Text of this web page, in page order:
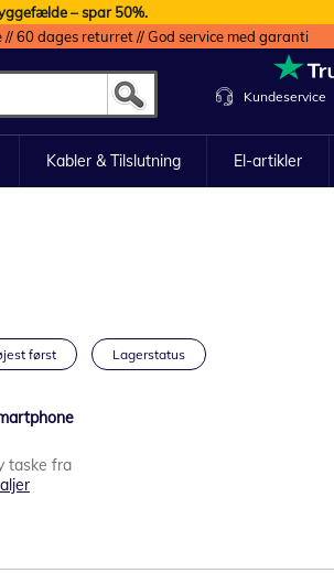
– spar 50%.
60 dages returret // God service med garanti
Kundeservice
Kabler & Tilslutning El-artikler
først Lagerstatus
taske fra